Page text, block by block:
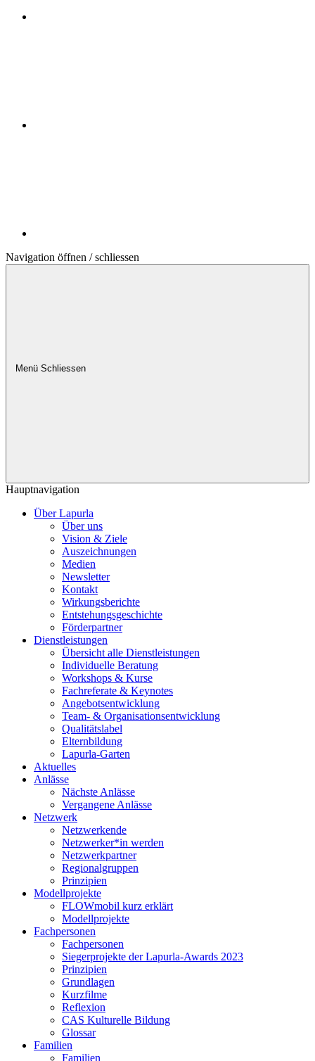
Navigation öffnen / schliessen
Menü Schliessen
Hauptnavigation
Über Lapurla
Über uns
Vision & Ziele
Auszeichnungen
Medien
Newsletter
Kontakt
Wirkungsberichte
Entstehungsgeschichte
Förderpartner
Dienstleistungen
Übersicht alle Dienstleistungen
Individuelle Beratung
Workshops & Kurse
Fachreferate & Keynotes
Angebotsentwicklung
Team- & Organisationsentwicklung
Qualitätslabel
Elternbildung
Lapurla-Garten
Aktuelles
Anlässe
Nächste Anlässe
Vergangene Anlässe
Netzwerk
Netzwerkende
Netzwerker*in werden
Netzwerkpartner
Regionalgruppen
Prinzipien
Modellprojekte
FLOWmobil kurz erklärt
Modellprojekte
Fachpersonen
Fachpersonen
Siegerprojekte der Lapurla-Awards 2023
Prinzipien
Grundlagen
Kurzfilme
Reflexion
CAS Kulturelle Bildung
Glossar
Familien
Familien